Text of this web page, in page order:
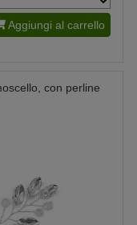
Aggiungi al carrello
con perline